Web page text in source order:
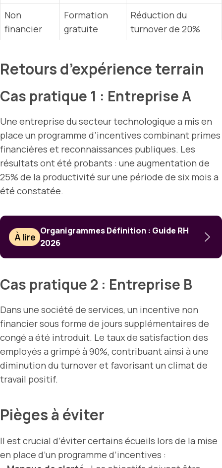
Non
financier
Formation
gratuite
Réduction du
turnover de 20%
Retours d’expérience terrain
Cas pratique 1 : Entreprise A
Une entreprise du secteur technologique a mis en
place un programme d’incentives combinant primes
financières et reconnaissances publiques. Les
résultats ont été probants : une augmentation de
25% de la productivité sur une période de six mois a
été constatée.
À lire
Organigrammes Définition : Guide RH
2026
Cas pratique 2 : Entreprise B
Dans une société de services, un incentive non
financier sous forme de jours supplémentaires de
congé a été introduit. Le taux de satisfaction des
employés a grimpé à 90%, contribuant ainsi à une
diminution du turnover et favorisant un climat de
travail positif.
Pièges à éviter
Il est crucial d’éviter certains écueils lors de la mise
en place d’un programme d’incentives :